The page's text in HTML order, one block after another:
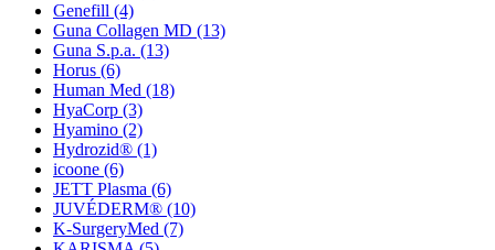
Genefill (4)
Guna Collagen MD (13)
Guna S.p.a. (13)
Horus (6)
Human Med (18)
HyaCorp (3)
Hyamino (2)
Hydrozid® (1)
icoone (6)
JETT Plasma (6)
JUVÉDERM® (10)
K-SurgeryMed (7)